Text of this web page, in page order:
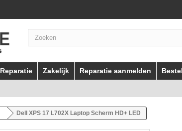
Reparatie Zakelijk Reparatie aanmelden
Dell XPS 17 L702X Laptop Scherm HD+ LED